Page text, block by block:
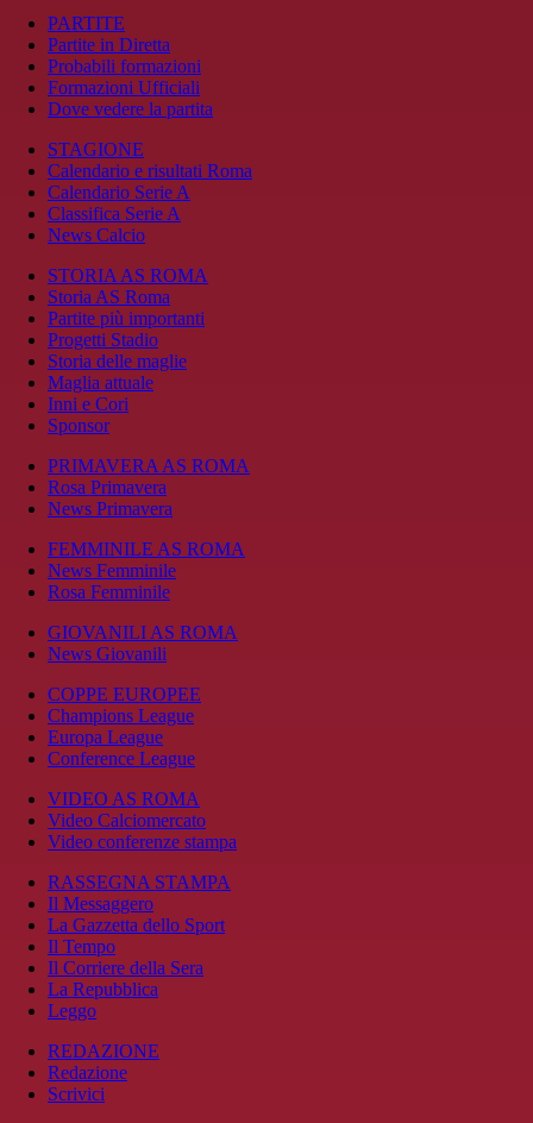
PARTITE
Partite in Diretta
Probabili formazioni
Formazioni Ufficiali
Dove vedere la partita
STAGIONE
Calendario e risultati Roma
Calendario Serie A
Classifica Serie A
News Calcio
STORIA AS ROMA
Storia AS Roma
Partite più importanti
Progetti Stadio
Storia delle maglie
Maglia attuale
Inni e Cori
Sponsor
PRIMAVERA AS ROMA
Rosa Primavera
News Primavera
FEMMINILE AS ROMA
News Femminile
Rosa Femminile
GIOVANILI AS ROMA
News Giovanili
COPPE EUROPEE
Champions League
Europa League
Conference League
VIDEO AS ROMA
Video Calciomercato
Video conferenze stampa
RASSEGNA STAMPA
Il Messaggero
La Gazzetta dello Sport
Il Tempo
Il Corriere della Sera
La Repubblica
Leggo
REDAZIONE
Redazione
Scrivici